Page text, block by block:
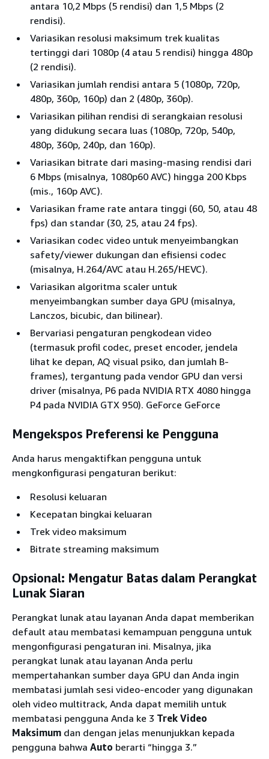
antara 10,2 Mbps (5 rendisi) dan 1,5 Mbps (2
rendisi).
Variasikan resolusi maksimum trek kualitas
tertinggi dari 1080p (4 atau 5 rendisi) hingga 480p
(2 rendisi).
Variasikan jumlah rendisi antara 5 (1080p, 720p,
480p, 360p, 160p) dan 2 (480p, 360p).
Variasikan pilihan rendisi di serangkaian resolusi
yang didukung secara luas (1080p, 720p, 540p,
480p, 360p, 240p, dan 160p).
Variasikan bitrate dari masing-masing rendisi dari
6 Mbps (misalnya, 1080p60 AVC) hingga 200 Kbps
(mis., 160p AVC).
Variasikan frame rate antara tinggi (60, 50, atau 48
fps) dan standar (30, 25, atau 24 fps).
Variasikan codec video untuk menyeimbangkan
safety/viewer dukungan dan efisiensi codec
(misalnya, H.264/AVC atau H.265/HEVC).
Variasikan algoritma scaler untuk
menyeimbangkan sumber daya GPU (misalnya,
Lanczos, bicubic, dan bilinear).
Bervariasi pengaturan pengkodean video
(termasuk profil codec, preset encoder, jendela
lihat ke depan, AQ visual psiko, dan jumlah B-
frames), tergantung pada vendor GPU dan versi
driver (misalnya, P6 pada NVIDIA RTX 4080 hingga
P4 pada NVIDIA GTX 950). GeForce GeForce
Mengekspos Preferensi ke Pengguna
Anda harus mengaktifkan pengguna untuk
mengkonfigurasi pengaturan berikut:
Resolusi keluaran
Kecepatan bingkai keluaran
Trek video maksimum
Bitrate streaming maksimum
Opsional: Mengatur Batas dalam Perangkat
Lunak Siaran
Perangkat lunak atau layanan Anda dapat memberikan
default atau membatasi kemampuan pengguna untuk
mengonfigurasi pengaturan ini. Misalnya, jika
perangkat lunak atau layanan Anda perlu
mempertahankan sumber daya GPU dan Anda ingin
membatasi jumlah sesi video-encoder yang digunakan
oleh video multitrack, Anda dapat memilih untuk
membatasi pengguna Anda ke 3 Trek Video
Maksimum dan dengan jelas menunjukkan kepada
pengguna bahwa Auto berarti “hingga 3.”